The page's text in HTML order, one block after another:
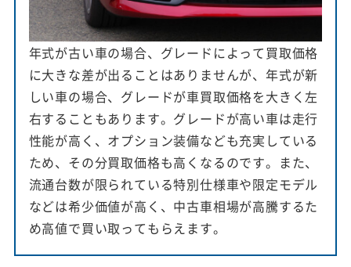
年式が古い車の場合、グレードによって買取価格
に大きな差が出ることはありませんが、年式が新
しい車の場合、グレードが車買取価格を大きく左
右することもあります。グレードが高い車は走行
性能が高く、オプション装備なども充実している
ため、その分買取価格も高くなるのです。また、
流通台数が限られている特別仕様車や限定モデル
などは希少価値が高く、中古車相場が高騰するた
め高値で買い取ってもらえます。